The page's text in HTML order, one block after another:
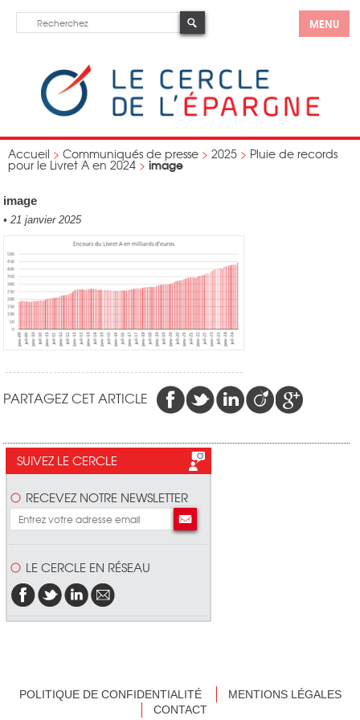
MENU
Accueil > Communiqués de presse > 2025 > Pluie de records
pour le Livret A en 2024 > image
image
• 21 janvier 2025
PARTAGEZ CET ARTICLE
SUIVEZ LE CERCLE
RECEVEZ NOTRE NEWSLETTER
LE CERCLE EN RÉSEAU
POLITIQUE DE CONFIDENTIALITÉ
MENTIONS LÉGALES
CONTACT